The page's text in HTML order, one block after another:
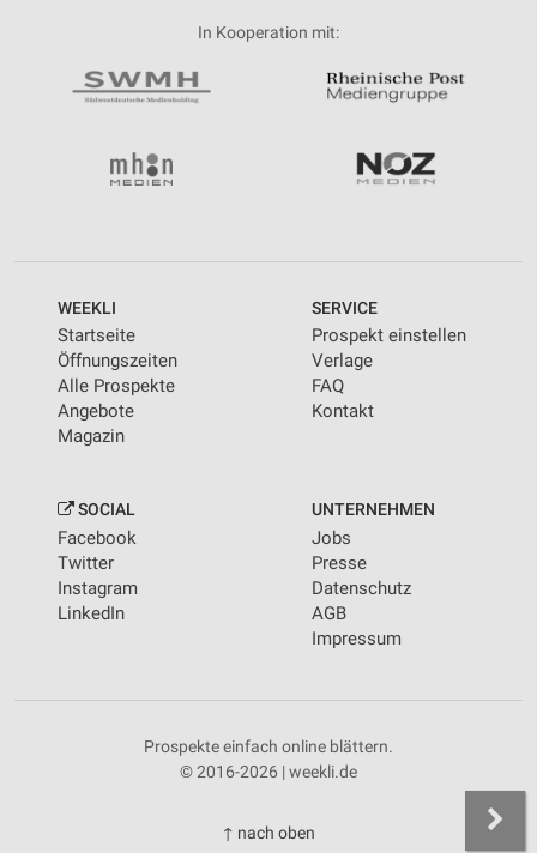
In Kooperation mit:
WEEKLI
Startseite
Öffnungszeiten
Alle Prospekte
Angebote
Magazin
SERVICE
Prospekt einstellen
Verlage
FAQ
Kontakt
SOCIAL
Facebook
Twitter
Instagram
LinkedIn
UNTERNEHMEN
Jobs
Presse
Datenschutz
AGB
Impressum
Prospekte einfach online blättern.
© 2016-2026 | weekli.de
↑ nach oben